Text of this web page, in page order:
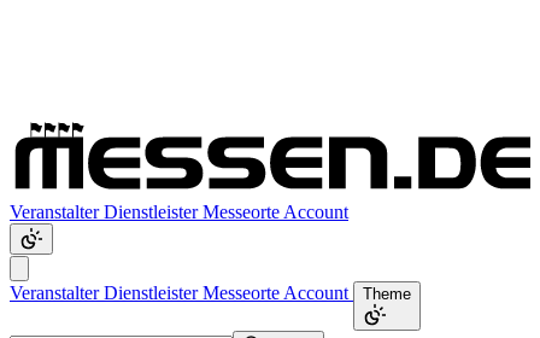
VeranstalterDienstleisterMesseorte Account
VeranstalterDienstleisterMesseorte Account Theme